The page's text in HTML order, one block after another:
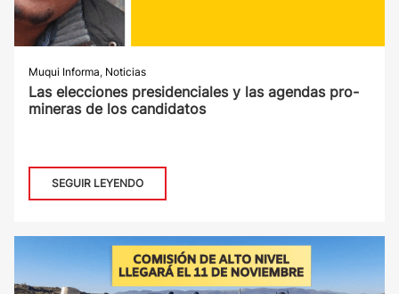
Muqui Informa, Noticias
Las elecciones presidenciales y las agendas pro-
mineras de los candidatos
SEGUIR LEYENDO